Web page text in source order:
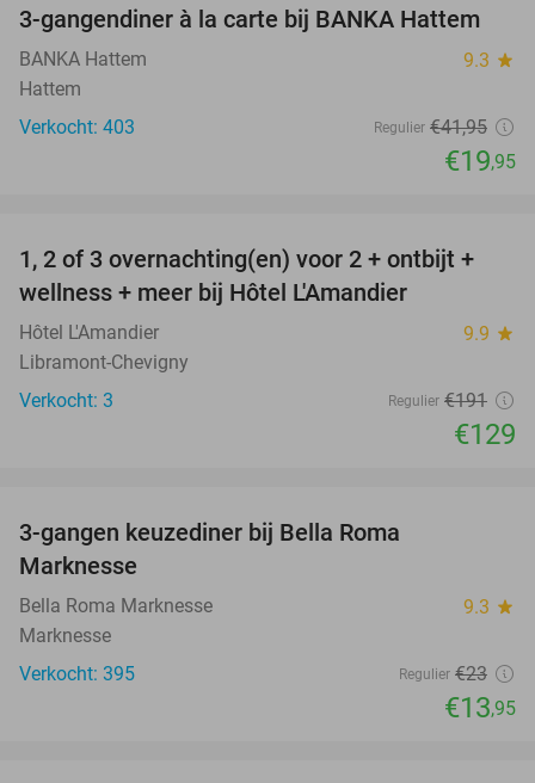
52%
3-gangendiner à la carte bij BANKA Hattem
BANKA Hattem 9.3 star
Hattem
Verkocht: 403
Regulier €41,95
€19,95
32%
TODAY
1, 2 of 3 overnachting(en) voor 2 + ontbijt +
wellness + meer bij Hôtel L'Amandier
Hôtel L'Amandier 9.9 star
Libramont-Chevigny
Verkocht: 3
Regulier €191
€129
3-gangen keuzediner bij Bella Roma
Marknesse
Bella Roma Marknesse 9.3 star
Marknesse
Verkocht: 395
Regulier €23
€13,95